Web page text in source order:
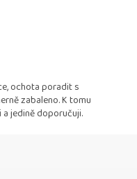
z 5 hvězdiček.
ochota poradit s
zabaleno. K tomu
a jedině doporučuji.